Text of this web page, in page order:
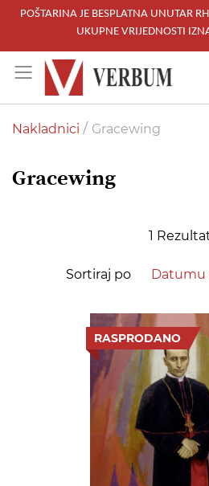
POŠTARINA JE BESPLATNA UNUTAR
UKUPNE VRIJEDNOSTI
to
Content
Nakladnici Gracewing
Gracewing
1
Sortiraj po
RASPRODANO